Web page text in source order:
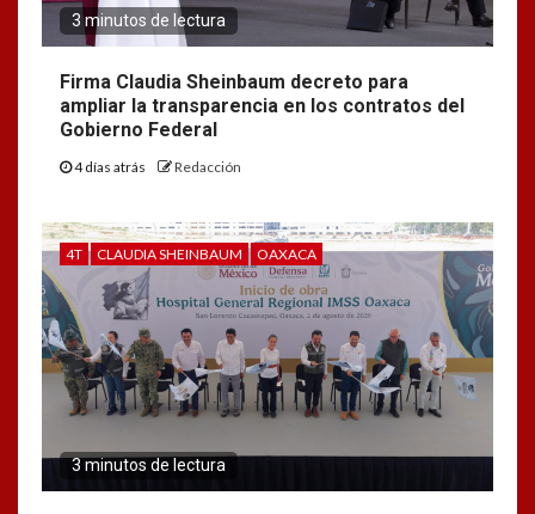
3 minutos de lectura
Firma Claudia Sheinbaum decreto para
ampliar la transparencia en los contratos del
Gobierno Federal
4 días atrás Redacción
4T CLAUDIA SHEINBAUM OAXACA
3 minutos de lectura